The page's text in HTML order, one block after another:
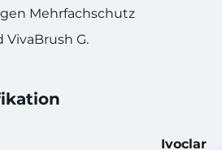
Mehrfachschutz
VivaBrush G.
Ivoclar